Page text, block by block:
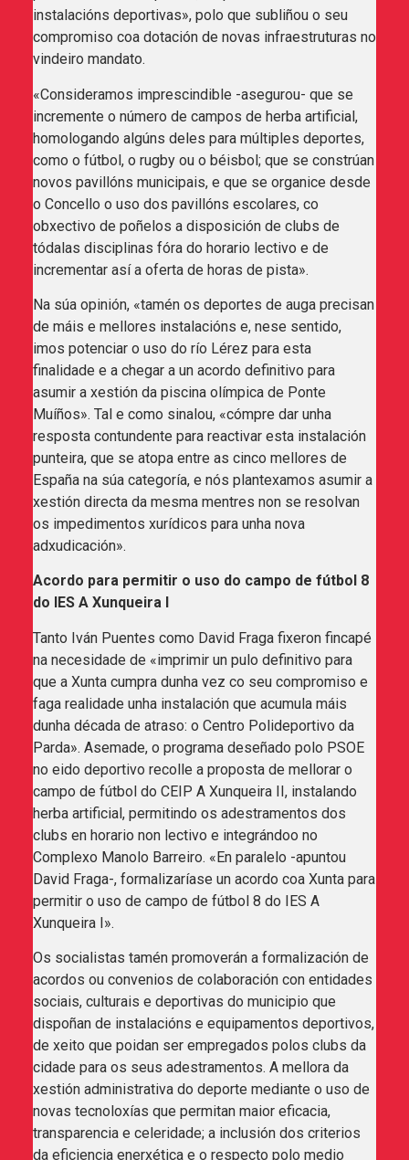
instalacións deportivas», polo que subliñou o seu
compromiso coa dotación de novas infraestruturas no
vindeiro mandato.
«Consideramos imprescindible -asegurou- que se
incremente o número de campos de herba artificial,
homologando algúns deles para múltiples deportes,
como o fútbol, o rugby ou o béisbol; que se constrúan
novos pavillóns municipais, e que se organice desde
o Concello o uso dos pavillóns escolares, co
obxectivo de poñelos a disposición de clubs de
tódalas disciplinas fóra do horario lectivo e de
incrementar así a oferta de horas de pista».
Na súa opinión, «tamén os deportes de auga precisan
de máis e mellores instalacións e, nese sentido,
imos potenciar o uso do río Lérez para esta
finalidade e a chegar a un acordo definitivo para
asumir a xestión da piscina olímpica de Ponte
Muíños». Tal e como sinalou, «cómpre dar unha
resposta contundente para reactivar esta instalación
punteira, que se atopa entre as cinco mellores de
España na súa categoría, e nós plantexamos asumir a
xestión directa da mesma mentres non se resolvan
os impedimentos xurídicos para unha nova
adxudicación».
Acordo para permitir o uso do campo de fútbol 8
do IES A Xunqueira I
Tanto Iván Puentes como David Fraga fixeron fincapé
na necesidade de «imprimir un pulo definitivo para
que a Xunta cumpra dunha vez co seu compromiso e
faga realidade unha instalación que acumula máis
dunha década de atraso: o Centro Polideportivo da
Parda». Asemade, o programa deseñado polo PSOE
no eido deportivo recolle a proposta de mellorar o
campo de fútbol do CEIP A Xunqueira II, instalando
herba artificial, permitindo os adestramentos dos
clubs en horario non lectivo e integrándoo no
Complexo Manolo Barreiro. «En paralelo -apuntou
David Fraga-, formalizaríase un acordo coa Xunta para
permitir o uso de campo de fútbol 8 do IES A
Xunqueira I».
Os socialistas tamén promoverán a formalización de
acordos ou convenios de colaboración con entidades
sociais, culturais e deportivas do municipio que
dispoñan de instalacións e equipamentos deportivos,
de xeito que poidan ser empregados polos clubs da
cidade para os seus adestramentos. A mellora da
xestión administrativa do deporte mediante o uso de
novas tecnoloxías que permitan maior eficacia,
transparencia e celeridade; a inclusión dos criterios
da eficiencia enerxética e o respecto polo medio